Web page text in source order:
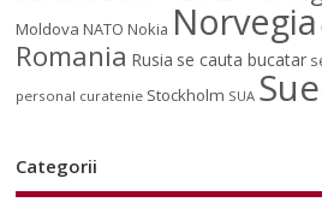
Moldova NATO Nokia Norvegia
Romania Rusia se cauta bucatar
personal curatenie Stockholm SUA
Categorii